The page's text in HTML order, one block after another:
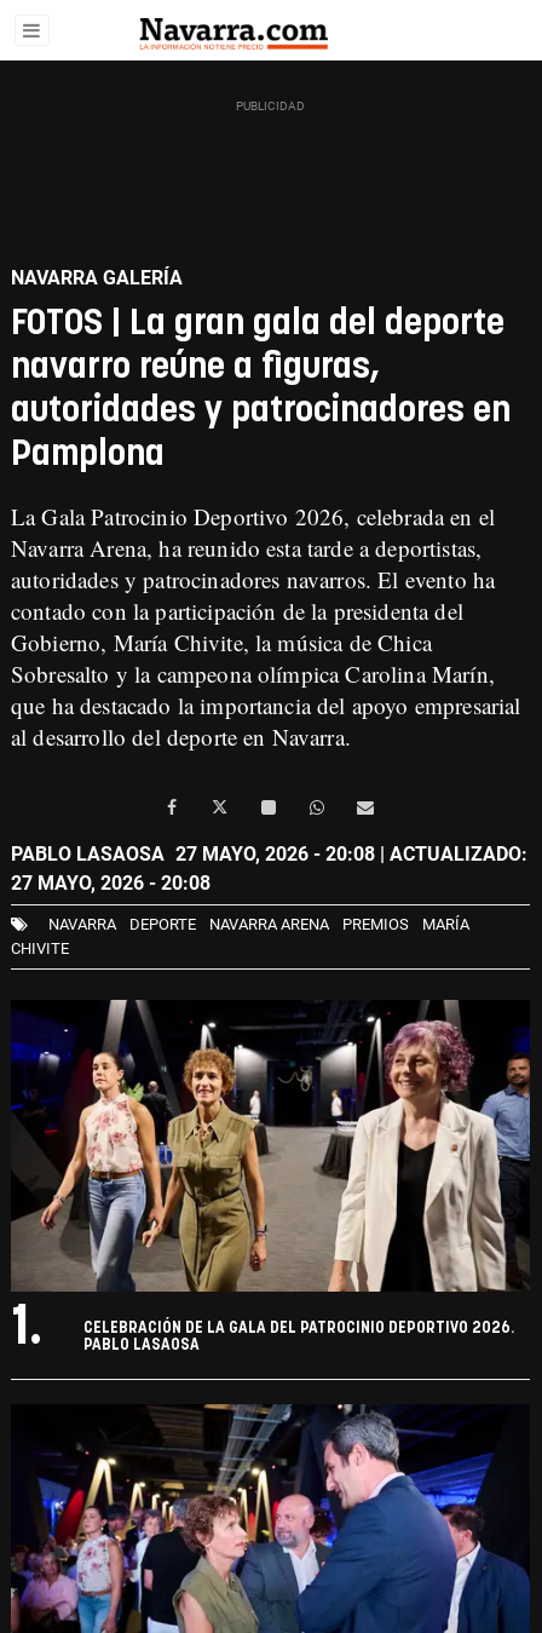
NAVARRA GALERÍA
FOTOS | La gran gala del deporte
navarro reúne a figuras,
autoridades y patrocinadores en
Pamplona
La Gala Patrocinio Deportivo 2026, celebrada en el
Navarra Arena, ha reunido esta tarde a deportistas,
autoridades y patrocinadores navarros. El evento ha
contado con la participación de la presidenta del
Gobierno, María Chivite, la música de Chica
Sobresalto y la campeona olímpica Carolina Marín,
que ha destacado la importancia del apoyo empresarial
al desarrollo del deporte en Navarra.
PABLO LASAOSA 27 MAYO, 2026 - 20:08 | ACTUALIZADO:
27 MAYO, 2026 - 20:08
NAVARRA DEPORTE NAVARRA ARENA PREMIOS
MARÍA
CHIVITE
1.
CELEBRACIÓN DE LA GALA DEL PATROCINIO DEPORTIVO 2026.
PABLO LASAOSA